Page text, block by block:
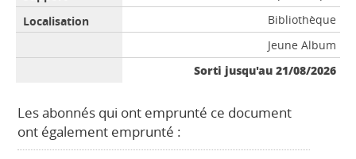
Bibliothèque
Jeune Album
Sorti jusqu'au 21/08/2026
Les abonnés qui ont emprunté ce document
ont également emprunté :